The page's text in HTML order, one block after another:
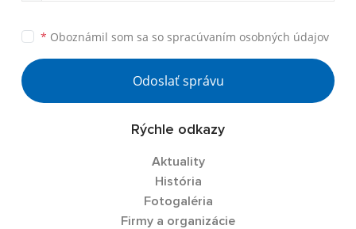
* Oboznámil som sa so spracúvaním osobných údajov
Odoslať správu
Rýchle odkazy
Aktuality
História
Fotogaléria
Firmy a organizácie